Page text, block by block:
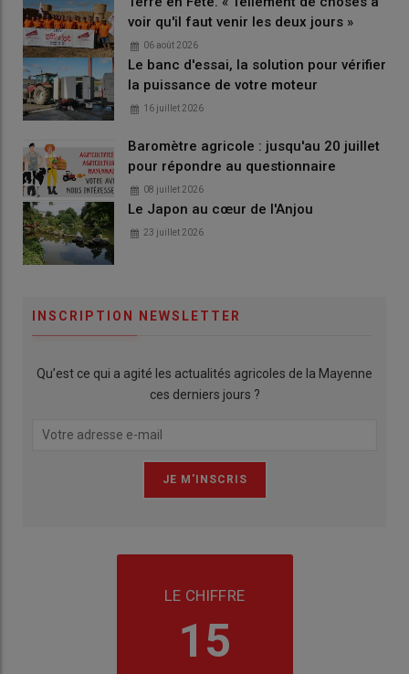
voir qu'il faut venir les deux jours »
06 août 2026
Le banc d'essai, la solution pour vérifier
la puissance de votre moteur
16 juillet 2026
Baromètre agricole : jusqu'au 20 juillet
pour répondre au questionnaire
08 juillet 2026
Le Japon au cœur de l'Anjou
23 juillet 2026
INSCRIPTION NEWSLETTER
Qu’est ce qui a agité les actualités agricoles de la Mayenne
ces derniers jours ?
LE CHIFFRE
15